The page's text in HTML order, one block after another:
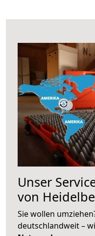
Unser
von
Sie wollen
deutschlandweit –